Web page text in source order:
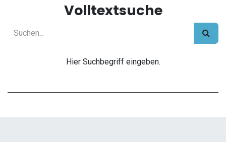
Volltextsuche
Hier Suchbegriff eingeben.